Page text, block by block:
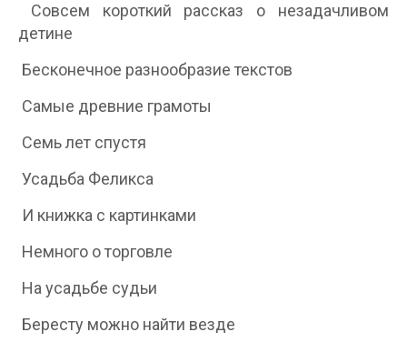
Совсем короткий рассказ о незадачливом
детине
Бесконечное разнообразие текстов
Самые древние грамоты
Семь лет спустя
Усадьба Феликса
И книжка с картинками
Немного о торговле
На усадьбе судьи
Бересту можно найти везде